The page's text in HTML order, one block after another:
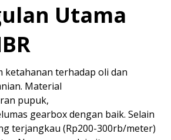
Utama
ketahanan terhadap oli dan
Material
pupuk,
gearbox dengan baik. Selain
terjangkau (Rp200-300rb/meter)